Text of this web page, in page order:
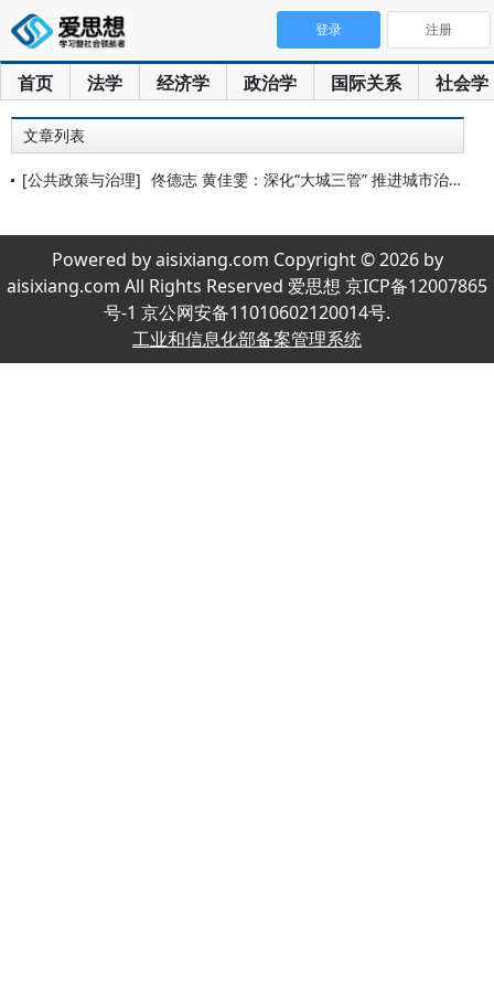
首页 法学 经济学 政治学 国际关系 社会学
登录 注册
文章列表
[公共政策与治理] 佟德志 黄佳雯：深化“大城三管” 推进城市治理现代化上水平
Powered by aisixiang.com Copyright © 2026 by
aisixiang.com All Rights Reserved 爱思想 京ICP备12007865
号-1 京公网安备11010602120014号.
工业和信息化部备案管理系统